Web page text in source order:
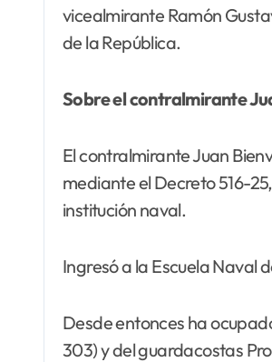
vicealmirante Ramón
de la República.
Sobre el contralmirante
El contralmirante Juan
mediante el Decreto 516-
institución naval.
Ingresó a la Escuela Naval
Desde entonces ha
303) y del guardacostas